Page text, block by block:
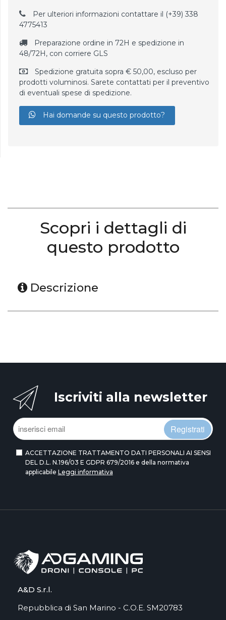
Per ulteriori informazioni contattare il (+39) 338
4775413
Preparazione ordine in 72H e spedizione in
48/72H, con corriere GLS
Spedizione gratuita sopra € 50,00, escluso per
prodotti voluminosi. Sarete contattati per il preventivo
di eventuali spese di spedizione.
Hai domande su questo prodotto?
Scopri i dettagli di
questo prodotto
Descrizione
Iscriviti alla newsletter
Registrati
ACCETTAZIONE TRATTAMENTO DATI PERSONALI AI SENSI
DEL D.L. N.196/03 E GDPR 679/2016 e della normativa
applicabile Leggi informativa
A&D S.r.l.
Repubblica di San Marino - C.O.E. SM20783